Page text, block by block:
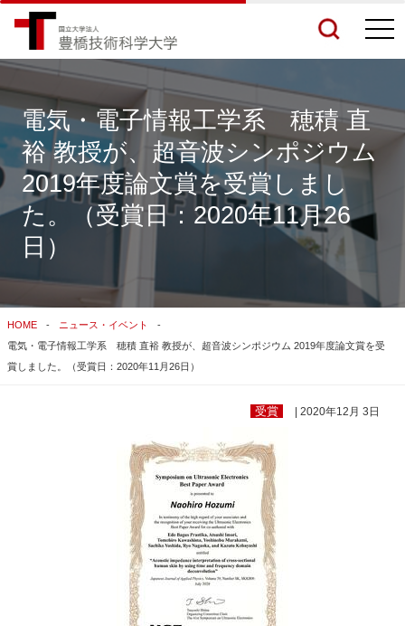
検索結果をもっと見る
関連サイトすべてを検索する
電気・電子情報工学系 穂積 直
裕 教授が、超音波シンポジウム
2019年度論文賞を受賞しまし
た。（受賞日：2020年11月26
日）
HOME
ニュース・イベント
電気・電子情報工学系 穂積 直裕 教授が、超音波シンポジウム 2019年度論文賞を受
賞しました。（受賞日：2020年11月26日）
受賞 | 2020年12月 3日